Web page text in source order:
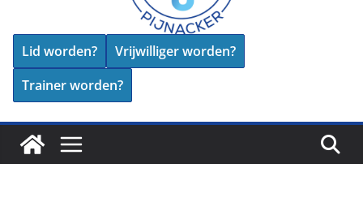
Lid worden?
Vrijwilliger worden?
Trainer worden?